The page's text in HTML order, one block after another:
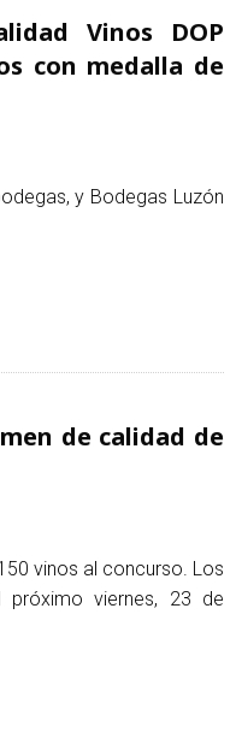
Vinos DOP
con medalla de
y Bodegas Luzón
de calidad de
vinos al concurso. Los
viernes, 23 de